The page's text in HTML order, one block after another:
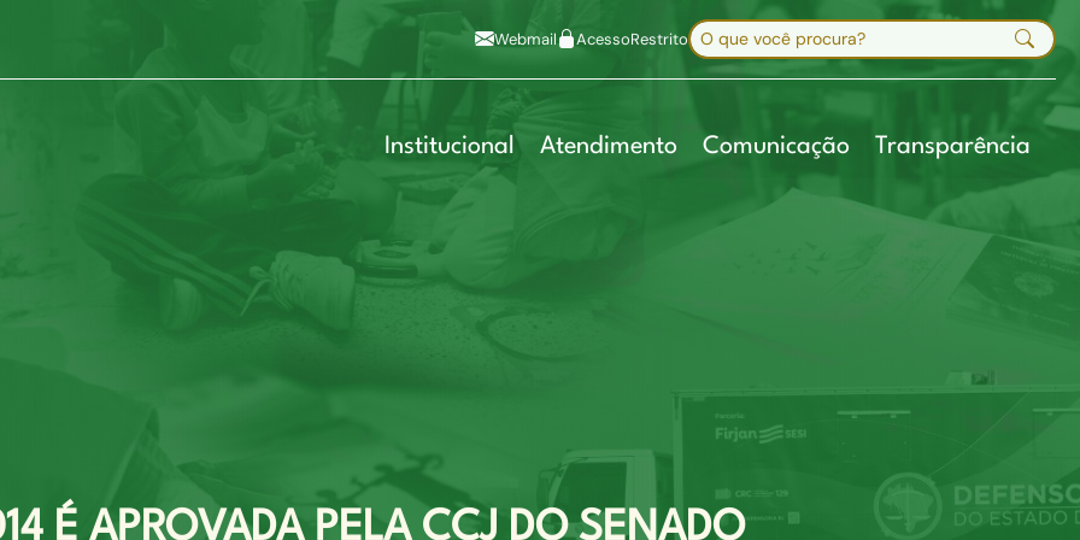
Alt+6
Mapa do site
Webmail AcessoRestritoBuscar no site
Digite sua busca e pressione Enter
Institucional Atendimento Comunicação Transparência
É APROVADA PELA CCJ DO SENADO